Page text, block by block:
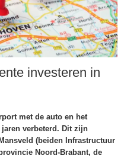
investeren in
met de auto en het
verbeterd. Dit zijn
(beiden Infrastructuur
Noord-Brabant, de